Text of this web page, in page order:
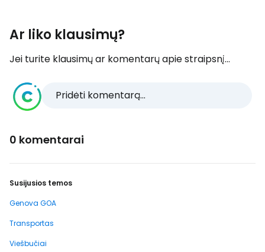
Ar liko klausimų?
Jei turite klausimų ar komentarų apie straipsnį...
Pridėti komentarą...
0 komentarai
Susijusios temos
Genova GOA
Transportas
Viešbučiai